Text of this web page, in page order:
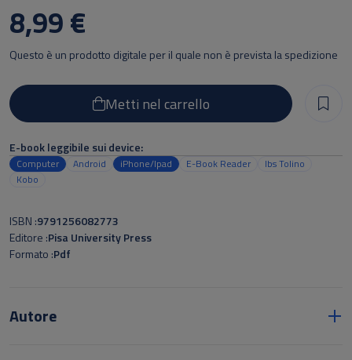
8,99 €
Metti nel carrello
Questo è un prodotto digitale per il quale non è prevista la spedizione
E-book leggibile sui device:
Computer Android iPhone/Ipad E-Book Reader
Ibs Tolino
Kobo
ISBN 9791256082773
Editore Pisa University Press
Formato Pdf
Autore